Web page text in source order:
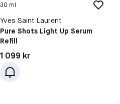
30 ml
Yves Saint Laurent
Pure Shots Light Up Serum
Refill
Pris: 1 099 kr
1 099 kr